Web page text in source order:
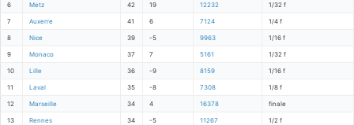
6 Metz 42 19 12232 1/32 f
7 Auxerre 41 6 7124 1/4 f
8 Nice 39 -5 9963 1/16 f
9 Monaco 37 7 5161 1/32 f
10 Lille 36 -9 8159 1/16 f
11 Laval 35 -8 7308 1/8 f
12 Marseille 34 4 16378 finale
13 Rennes 34 -5 11267 1/2 f